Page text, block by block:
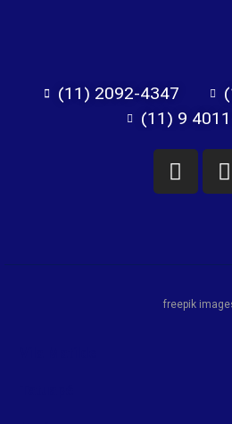
(11) 2092-4347
(11) 9
freepik